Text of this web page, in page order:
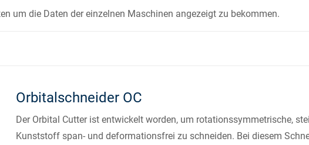
um die Daten der einzelnen Maschinen angezeigt zu bekommen.
Orbitalschneider OC
Der Orbital Cutter ist entwickelt worden, um rotationssymmetrische,
Kunststoff span- und deformationsfrei zu schneiden. Bei diesem